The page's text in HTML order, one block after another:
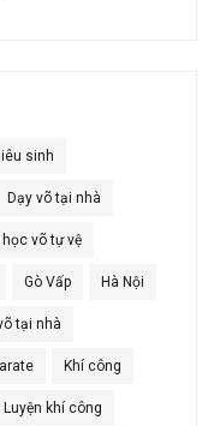
sinh
Dạy võ tại nhà
võ tự vệ
Gò Vấp Hà Nội
tại nhà
Khí công
Luyện khí công